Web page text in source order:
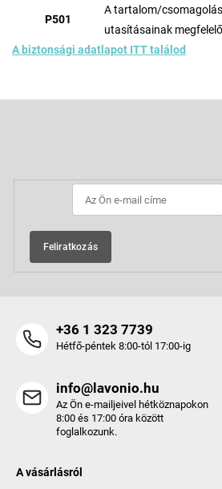
P501
A tartalom/
utasításainak
A biztonsági adatlapot ITT találod
Feliratkozás
+36 1 323 7739
Hétfő-péntek 8:00-tól 17:00-ig
info@lavonio.hu
Az Ön e-mailjeivel hétköznapokon
8:00 és 17:00 óra között
foglalkozunk.
A vásárlásról